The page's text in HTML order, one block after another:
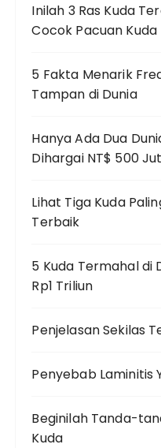
Inilah 3 Ras Kuda
Cocok Pacuan Kuda
5 Fakta Menarik
Tampan di Dunia
Hanya Ada Dua
Dihargai NT$ 500
Lihat Tiga Kuda
Terbaik
5 Kuda Termahal di
Rp1 Triliun
Penjelasan Sekilas
Penyebab Laminitis
Beginilah Tanda-
Kuda